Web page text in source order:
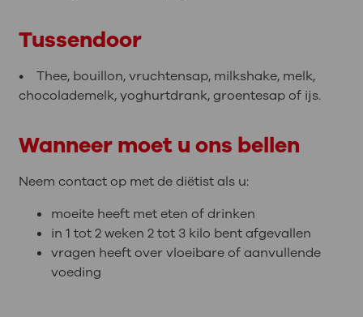
Tussendoor
• Thee, bouillon, vruchtensap, milkshake, melk,
chocolademelk, yoghurtdrank, groentesap of ijs.
Wanneer moet u ons bellen
Neem contact op met de diëtist als u:
moeite heeft met eten of drinken
in 1 tot 2 weken 2 tot 3 kilo bent afgevallen
vragen heeft over vloeibare of aanvullende
voeding